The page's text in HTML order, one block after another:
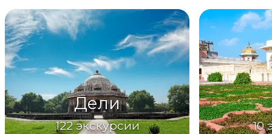
Дели
122 экскурсии 10